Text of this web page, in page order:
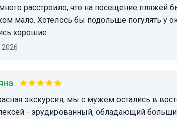
расстроило, что на посещение пляжей
мало. Хотелось бы подольше погулять у
хорошие
2026
- эрудированный, обладающий